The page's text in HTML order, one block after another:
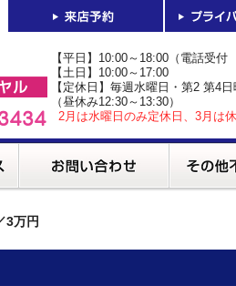
【平日】10:00～18:00（電話受付
【土日】10:00～17:00
【定休日】毎週水曜日・第2 第4
（昼休み12:30～13:30）
2月は水曜日のみ定休日、3月は
3万円